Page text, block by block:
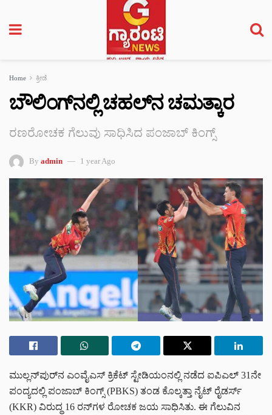
Home ಕ್ರೀಡೆ
ಬೌಲಿಂಗ್‌ನಲ್ಲಿ ಚಹಲ್‌ನ ಚಮತ್ಕಾರ
ರಣರೋಚಕ ಗೆಲುವು ಸಾಧಿಸಿದ ಪಂಜಾಬ್​ ಕಿಂಗ್ಸ್​
By admin 1 year Ago
ಮುಲ್ಲನ್‌ಪುರ್‌ನ ಎಂವೈಎಸ್ ಕ್ರಿಕೆಟ್ ಸ್ಟೇಡಿಯಂನಲ್ಲಿ ನಡೆದ ಐಪಿಎಲ್ 31ನೇ
ಪಂದ್ಯದಲ್ಲಿ ಪಂಜಾಬ್ ಕಿಂಗ್ಸ್ (PBKS) ತಂಡ ಕೊಲ್ಕತ್ತಾ ನೈಟ್ ರೈಡರ್ಸ್
(KKR) ವಿರುದ್ಧ 16 ರನ್‌ಗಳ ರೋಚಕ ಜಯ ಸಾಧಿಸಿತು. ಈ ಗೆಲುವಿನ